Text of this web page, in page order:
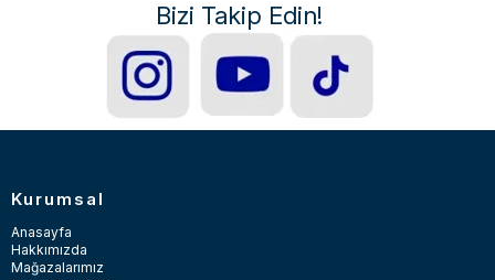
Bizi Takip Edin!
Kurumsal
Anasayfa
Hakkımızda
Mağazalarımız